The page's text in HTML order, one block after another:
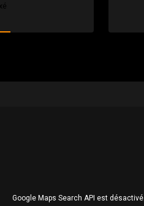
Google Maps Search API est désactivé.